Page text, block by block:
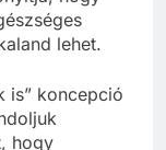
lehet.
is” koncepció
hogy